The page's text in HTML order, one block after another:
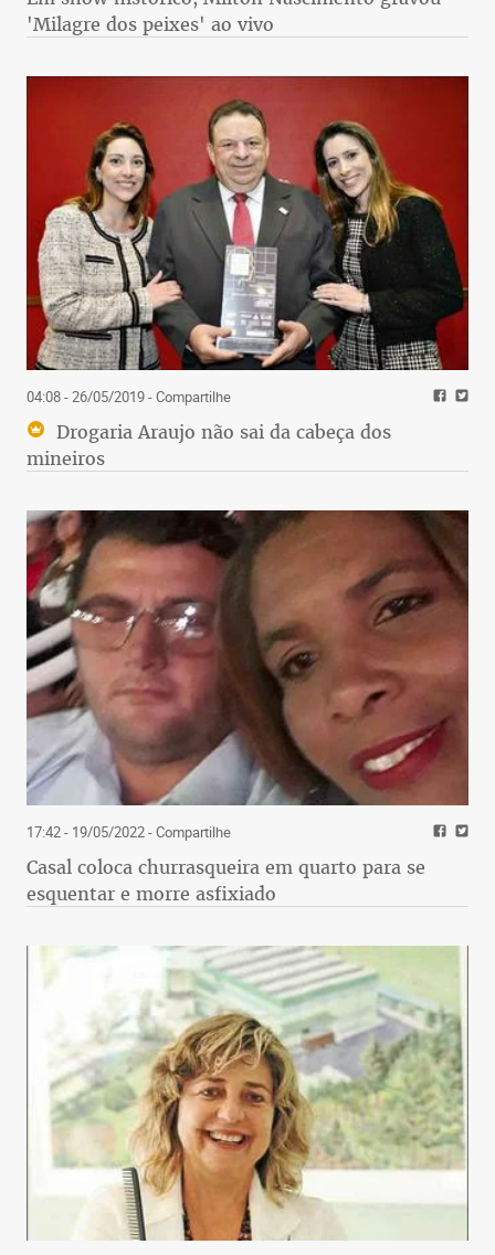
'Milagre dos peixes' ao vivo
04:08 - 26/05/2019- Compartilhe
Drogaria Araujo não sai da cabeça dos
mineiros
17:42 - 19/05/2022- Compartilhe
Casal coloca churrasqueira em quarto para se
esquentar e morre asfixiado